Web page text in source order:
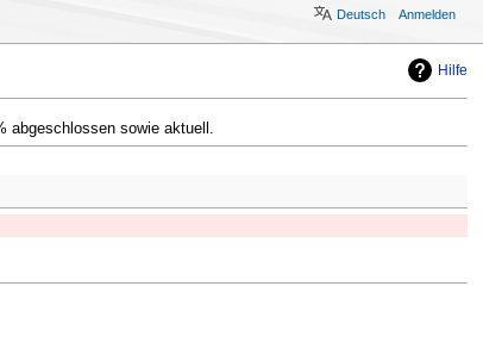
Hilfe
sowie aktuell.
Deutsch Anmelden